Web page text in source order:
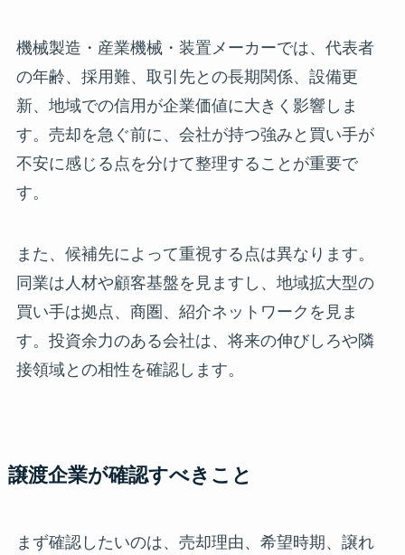
機械製造・産業機械・装置メーカーでは、代表者
の年齢、採用難、取引先との長期関係、設備更
新、地域での信用が企業価値に大きく影響しま
す。売却を急ぐ前に、会社が持つ強みと買い手が
不安に感じる点を分けて整理することが重要で
す。
また、候補先によって重視する点は異なります。
同業は人材や顧客基盤を見ますし、地域拡大型の
買い手は拠点、商圏、紹介ネットワークを見ま
す。投資余力のある会社は、将来の伸びしろや隣
接領域との相性を確認します。
譲渡企業が確認すべきこと
まず確認したいのは、売却理由、希望時期、譲れ